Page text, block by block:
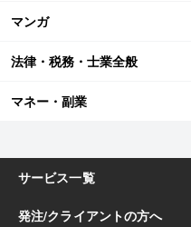
マンガ
法律・税務・士業全般
マネー・副業